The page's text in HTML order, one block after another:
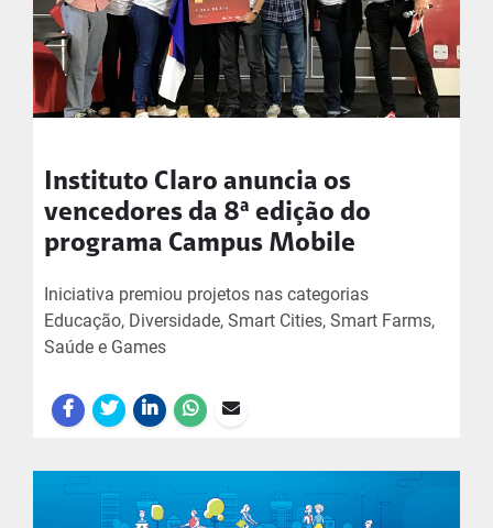
Instituto Claro anuncia os
vencedores da 8ª edição do
programa Campus Mobile
Iniciativa premiou projetos nas categorias
Educação, Diversidade, Smart Cities, Smart Farms,
Saúde e Games